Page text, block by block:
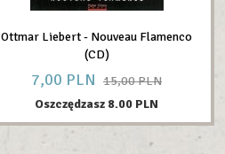
Ottmar Liebert - Nouveau Flamenco
(CD)
7,00 PLN 15,00 PLN
Oszczędzasz 8.00 PLN